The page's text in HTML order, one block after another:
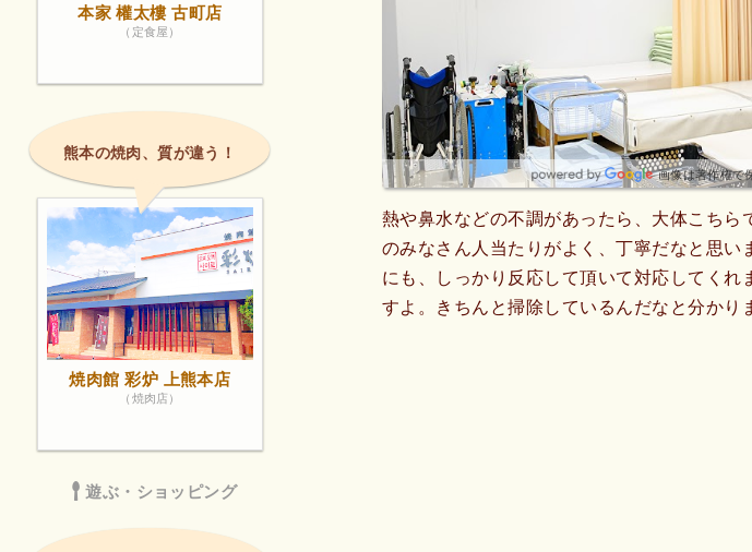
画像は著作権で
熱や鼻水などの不調があったら、大体こちら
のみなさん人当たりがよく、丁寧だなと思い
にも、しっかり反応して頂いて対応してく
すよ。きちんと掃除しているんだなと分かり
本家 權太樓 古町店
（定食屋）
熊本の焼肉、質が違う！
焼肉館 彩炉 上熊本店
（焼肉店）
遊ぶ・ショッピング